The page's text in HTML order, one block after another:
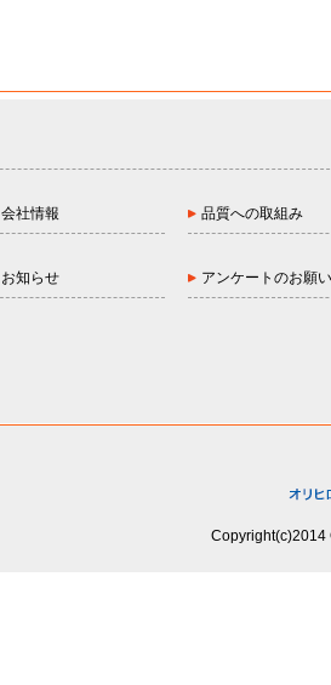
会社情報 品質への取組み
お知らせ アンケートのお願い
Copyright(c)2014